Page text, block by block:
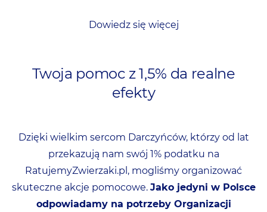
Dowiedz się więcej
Twoja pomoc z 1,5% da realne
efekty
Dzięki wielkim sercom Darczyńców, którzy od lat
przekazują nam swój 1% podatku na
RatujemyZwierzaki.pl, mogliśmy organizować
skuteczne akcje pomocowe. Jako jedyni w Polsce
odpowiadamy na potrzeby Organizacji